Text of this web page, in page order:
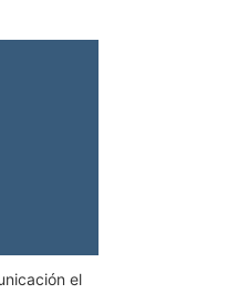
el